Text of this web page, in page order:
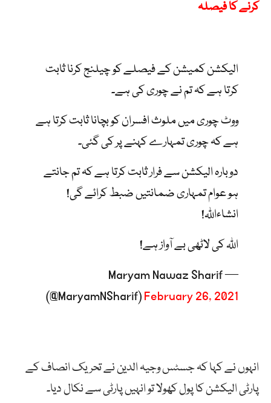
کرنے کا فیصلہ
الیکشن کمیشن کے فیصلے کو چیلنج کرنا ثابت
کرتا ہے کہ تم نے چوری کی ہے۔
ووٹ چوری میں ملوث افسران کو بچانا ثابت کرتا ہے
ہے کہ چوری تمہارے کہنے پر کی گئی۔
دوبارہ الیکشن سے فرار ثابت کرتا ہے کہ تم جانتے
ہو عوام تمہاری ضمانتیں ضبط کرائے گی!
انشاءاللّہ!
اللّہ کی لاٹھی بے آواز ہے!
— Maryam Nawaz Sharif
(@MaryamNSharif)February 26, 2021
انہوںنےکہاکہجسٹسوجیہالدیننےتحریکانصافکے
پارٹیالیکشنکاپولکھولاتوانہیںپارٹیسےنکالدیا۔